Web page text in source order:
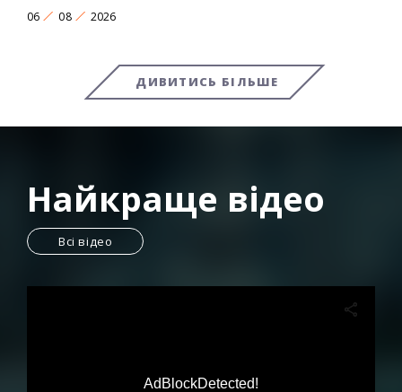
06 08 2026
ДИВИТИСЬ БІЛЬШЕ
Найкраще відео
Всі відео
AdBlockDetected!